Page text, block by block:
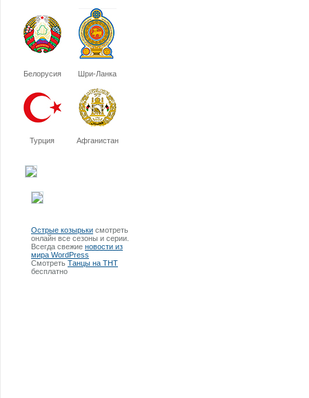
Белорусия Шри-Ланка
Турция Афганистан
Острые козырьки смотреть
онлайн все сезоны и серии.
Всегда свежие новости из
мира WordPress
Смотреть Танцы на ТНТ
бесплатно